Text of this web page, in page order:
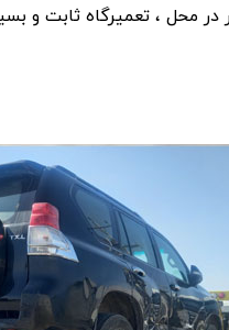
در محل ، تعمیرگاه ثابت و